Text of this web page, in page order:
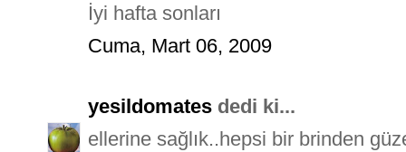
İyi hafta sonları
Cuma, Mart 06, 2009
yesildomates dedi ki...
ellerine sağlık..hepsi bir brinden